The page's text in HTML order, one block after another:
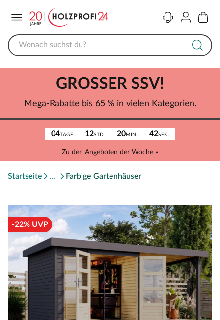
KontaktKonto
04TAGE 12STD. 20MIN. 42SEK.
Zu den Angeboten der Woche »
GROSSER SSV!
Mega-Rabatte bis 65 % in vielen Kategorien.
Startseite Farbige Gartenhäuser
-22% UVP